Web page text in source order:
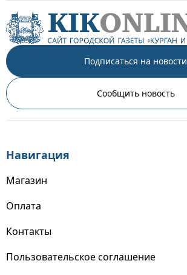
Подписаться на новости
Сообщить новость
Навигация
Магазин
Оплата
Контакты
Пользовательское соглашение